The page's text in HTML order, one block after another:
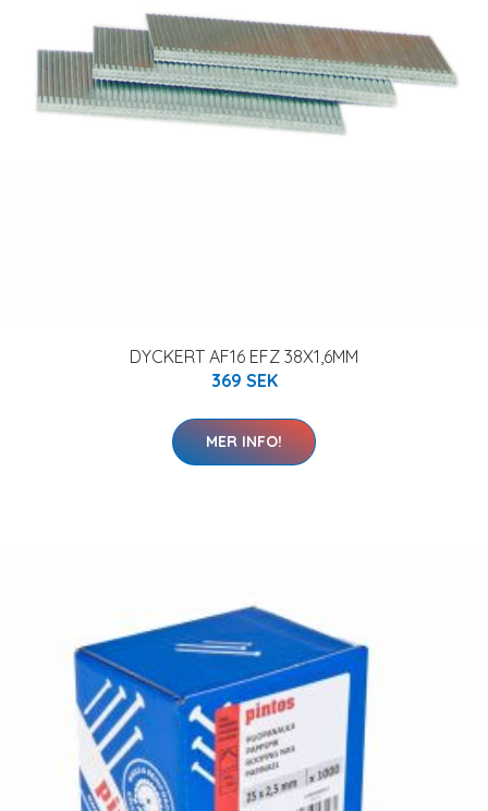
DYCKERT AF16 EFZ 38X1,6MM
369 SEK
MER INFO!